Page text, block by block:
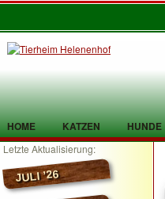
HOME KATZEN HUNDE
TIER GEFUNDEN KONTAKT
Letzte Aktualisierung:
JULI ’26